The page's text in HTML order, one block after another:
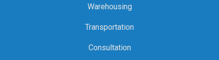
Warehousing
Transportation
Consultation